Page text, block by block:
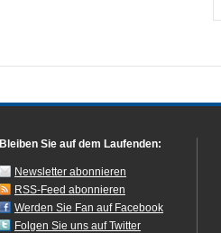
Bleiben Sie auf dem Laufenden:
Newsletter abonnieren
RSS-Feed abonnieren
Werden Sie Fan auf Facebook
Folgen Sie uns auf Twitter